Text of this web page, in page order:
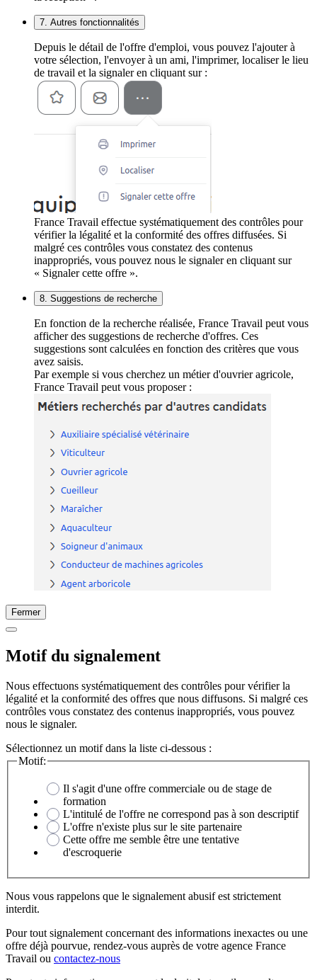
7. Autres fonctionnalités
Depuis le détail de l'offre d'emploi, vous pouvez l'ajouter à
votre sélection, l'envoyer à un ami, l'imprimer, localiser le lieu
de travail et la signaler en cliquant sur :
France Travail effectue systématiquement des contrôles pour
vérifier la légalité et la conformité des offres diffusées. Si
malgré ces contrôles vous constatez des contenus
inappropriés, vous pouvez nous le signaler en cliquant sur
« Signaler cette offre ».
8. Suggestions de recherche
En fonction de la recherche réalisée, France Travail peut vous
afficher des suggestions de recherche d'offres. Ces
suggestions sont calculées en fonction des critères que vous
avez saisis.
Par exemple si vous cherchez un métier d'ouvrier agricole,
France Travail peut vous proposer :
Fermer
Motif du signalement
Nous effectuons systématiquement des contrôles pour vérifier la
légalité et la conformité des offres que nous diffusons. Si malgré ces
contrôles vous constatez des contenus inappropriés, vous pouvez
nous le signaler.
Sélectionnez un motif dans la liste ci-dessous :
Motif:
Il s'agit d'une offre commerciale ou de stage de
formation
L'intitulé de l'offre ne correspond pas à son descriptif
L'offre n'existe plus sur le site partenaire
Cette offre me semble être une tentative
d'escroquerie
Nous vous rappelons que le signalement abusif est strictement
interdit.
Pour tout signalement concernant des informations inexactes ou une
offre déjà pourvue, rendez-vous auprès de votre agence France
Travail ou contactez-nous